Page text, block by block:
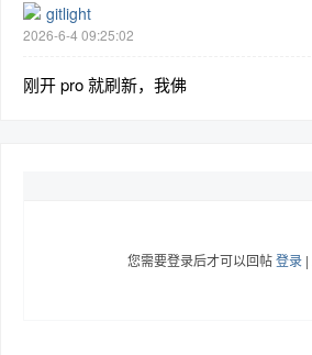
gitlight
2026-6-4 09:25:02
刚开 pro 就刷新，我佛
您需要登录后才可以回帖登录 |